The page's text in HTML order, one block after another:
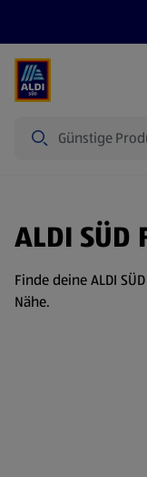
ALDI
Finde deine ALDI
Nähe.